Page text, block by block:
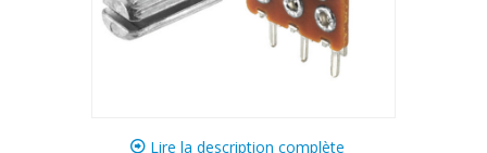
Lire la description complète